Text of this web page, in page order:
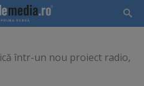
într-un nou proiect radio,